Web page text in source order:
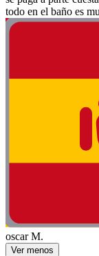
todo en el baño es
oscar M.
Ver menos